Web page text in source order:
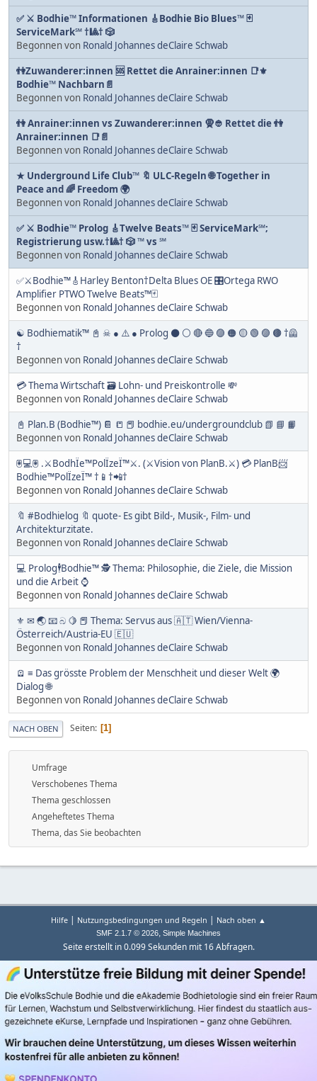
✅ ⚔ Bodhie™ Informationen 🎸Bodhie Bio Blues™ 🃏
ServiceMark℠ †🎱† 🎲
Begonnen von Ronald Johannes deClaire Schwab
👫Zuwanderer:innen 🆘 Rettet die Anrainer:innen 📑⚜
Bodhie™ Nachbarn📄
Begonnen von Ronald Johannes deClaire Schwab
👫 Anrainer:innen vs Zuwanderer:innen 🧕👲 Rettet die 👫
Anrainer:innen 📑📄
Begonnen von Ronald Johannes deClaire Schwab
★ Underground Life Club™ 🔖 ULC-Regeln 🌐 Together in
Peace and 🌈 Freedom 🌍
Begonnen von Ronald Johannes deClaire Schwab
✅ ⚔ Bodhie™ Prolog 🎸Twelve Beats™ 🃏 ServiceMark℠;
Registrierung usw.†🎱† 🎲 ™ vs ℠
Begonnen von Ronald Johannes deClaire Schwab
✅⚔Bodhie™🎸Harley Benton†Delta Blues OE 🎛️Ortega RWO
Amplifier PTWO Twelve Beats™🃏
Begonnen von Ronald Johannes deClaire Schwab
☯ Bodhiematik™ 📓 ☠ ● ⚠️ ● Prolog ⚫️ ⚪️ 🔴 🔵 🟣 ​​🟠​ 🟡​ 🟢​ ​🟣 ​🟤​ †🦺
†
Begonnen von Ronald Johannes deClaire Schwab
💳 Thema Wirtschaft 🗃️ Lohn- und Preiskontrolle 💸
Begonnen von Ronald Johannes deClaire Schwab
📓 Plan.B (Bodhie™) 📔 📒 📕 bodhie.eu/undergroundclub 📗 📘 📙
Begonnen von Ronald Johannes deClaire Schwab
🖲️💻🖲️ .⚔BodhÏe™PolÏzeÏ™⚔. (⚔Vision von PlanB.⚔) 💳 PlanB📨
Bodhie™PolÏzeÏ™ †📱†📲†
Begonnen von Ronald Johannes deClaire Schwab
🔖 #Bodhielog 🔖 quote- Es gibt Bild-, Musik-, Film- und
Architekturzitate.
Begonnen von Ronald Johannes deClaire Schwab
💻 Prolog🕴Bodhie™ 🕵️ Thema: Philosophie, die Ziele, die Mission
und die Arbeit ⌚️
Begonnen von Ronald Johannes deClaire Schwab
⚜ ✉ 🌏 📧 බ 🍋 📕 Thema: Servus aus 🇦🇹 Wien/Vienna-
Österreich/Austria-EU 🇪🇺
Begonnen von Ronald Johannes deClaire Schwab
🪫 ≡ Das grösste Problem der Menschheit und dieser Welt 🌍
Dialog 🌐
Begonnen von Ronald Johannes deClaire Schwab
NACH OBEN Seiten 1
Umfrage
Verschobenes Thema
Thema geschlossen
Angeheftetes Thema
Thema, das Sie beobachten
Hilfe | Nutzungsbedingungen und Regeln | Nach oben ▲
SMF 2.1.7 © 2026, Simple Machines
Seite erstellt in 0.099 Sekunden mit 16 Abfragen.